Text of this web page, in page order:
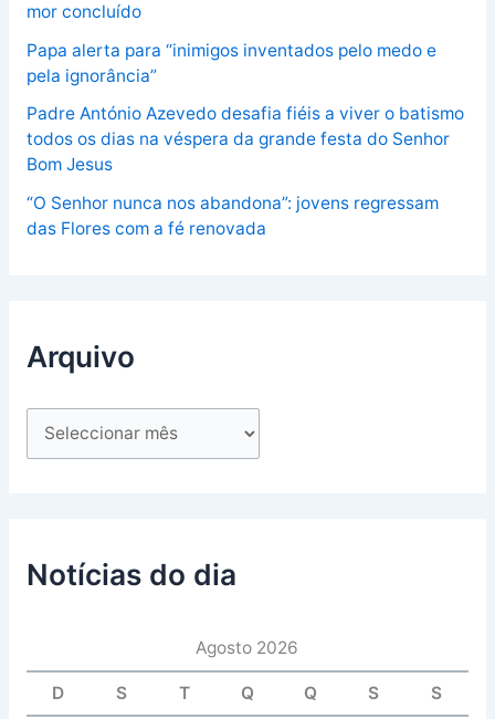
mor concluído
Papa alerta para “inimigos inventados pelo medo e
pela ignorância”
Padre António Azevedo desafia fiéis a viver o batismo
todos os dias na véspera da grande festa do Senhor
Bom Jesus
“O Senhor nunca nos abandona”: jovens regressam
das Flores com a fé renovada
Arquivo
Notícias do dia
Agosto 2026
D S T Q Q S S